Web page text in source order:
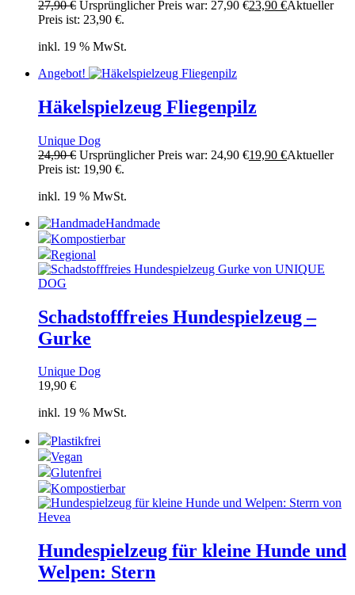
27,90€ Ursprünglicher Preis war: 27,90 €23,90 €Aktueller
Preis ist: 23,90 €.
inkl. 19 % MwSt.
Angebot!
Häkelspielzeug Fliegenpilz
Unique Dog
24,90€ Ursprünglicher Preis war: 24,90 €19,90 €Aktueller
Preis ist: 19,90 €.
inkl. 19 % MwSt.
Handmade
Kompostierbar
Regional
Schadstofffreies Hundespielzeug –
Gurke
Unique Dog
19,90 €
inkl. 19 % MwSt.
Plastikfrei
Vegan
Glutenfrei
Kompostierbar
Hundespielzeug für kleine Hunde und
Welpen: Stern